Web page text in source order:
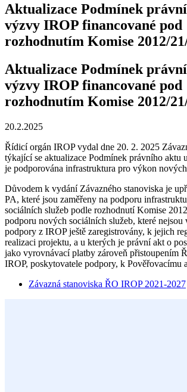
Aktualizace Podmínek
výzvy IROP financované pod
rozhodnutím Komise 2012/
Aktualizace Podmínek
výzvy IROP financované pod
rozhodnutím Komise 2012/
20.2.2025
Řídicí orgán IROP vydal dne 20. 2. 2025
týkající se aktualizace Podmínek právního aktu
je podporována infrastruktura pro výkon
Důvodem k vydání Závazného stanoviska je
PA, které jsou zaměřeny na podporu
sociálních služeb podle rozhodnutí Komise
podporu nových sociálních služeb, které nejsou
podpory z IROP ještě zaregistrovány, k jejich
realizaci projektu, a u kterých je právní akt o
jako vyrovnávací platby zároveň přistoupením
IROP, poskytovatele podpory, k Pověřovacímu
Závazná stanoviska ŘO IROP 2021-2027